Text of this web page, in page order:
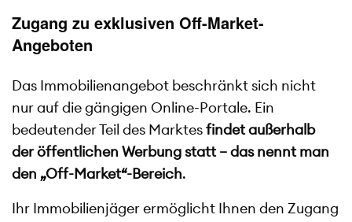
Zugang zu exklusiven Off-Market-
Angeboten
Das Immobilienangebot beschränkt sich nicht
nur auf die gängigen Online-Portale. Ein
bedeutender Teil des Marktesfindet außerhalb
der öffentlichen Werbung statt – das nennt man
den „Off-Market“-Bereich.
Ihr Immobilienjäger ermöglicht Ihnen den Zugang